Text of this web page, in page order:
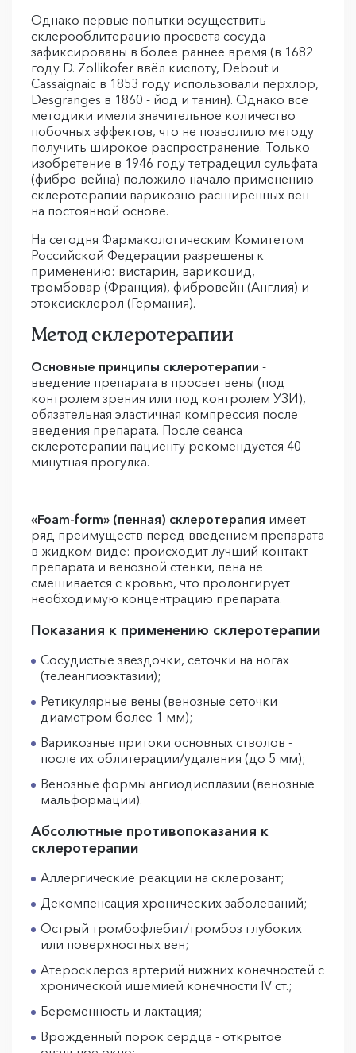
Однако первые попытки осуществить
склерооблитерацию просвета сосуда
зафиксированы в более раннее время (в 1682
году D. Zollikofer ввёл кислоту, Debout и
Cassaignaic в 1853 году использовали перхлор,
Desgranges в 1860 - йод и танин). Однако все
методики имели значительное количество
побочных эффектов, что не позволило методу
получить широкое распространение. Только
изобретение в 1946 году тетрадецил сульфата
(фибро-вейна) положило начало применению
склеротерапии варикозно расширенных вен
на постоянной основе.
На сегодня Фармакологическим Комитетом
Российской Федерации разрешены к
применению: вистарин, варикоцид,
тромбовар (Франция), фибровейн (Англия) и
этоксисклерол (Германия).
Метод склеротерапии
Основные принципы склеротерапии -
введение препарата в просвет вены (под
контролем зрения или под контролем УЗИ),
обязательная эластичная компрессия после
введения препарата. После сеанса
склеротерапии пациенту рекомендуется 40-
минутная прогулка.
«Foam-form» (пенная) склеротерапия имеет
ряд преимуществ перед введением препарата
в жидком виде: происходит лучший контакт
препарата и венозной стенки, пена не
смешивается с кровью, что пролонгирует
необходимую концентрацию препарата.
Показания к применению склеротерапии
Сосудистые звездочки, сеточки на ногах
(телеангиоэктазии);
Ретикулярные вены (венозные сеточки
диаметром более 1 мм);
Варикозные притоки основных стволов -
после их облитерации/удаления (до 5 мм);
Венозные формы ангиодисплазии (венозные
мальформации).
Абсолютные противопоказания к
склеротерапии
Аллергические реакции на склерозант;
Декомпенсация хронических заболеваний;
Острый тромбофлебит/тромбоз глубоких
или поверхностных вен;
Атеросклероз артерий нижних конечностей с
хронической ишемией конечности IV ст.;
Беременность и лактация;
Врожденный порок сердца - открытое